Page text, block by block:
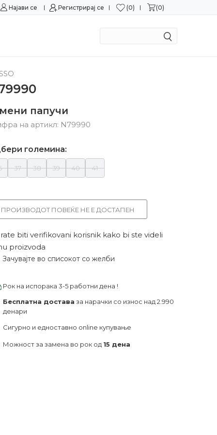
Можност за замена во рок од 15 дена!
Најави се Регистрирај се 0 0
папучи
на артикл: N79990
големина:
37 38 39 40 41
ПРОИЗВОДОТ ПОВЕЌЕ НЕ Е ДОСТАПЕН
biti verifikovani korisnik kako bi ste videli
proizvoda
Зачувајте во списокот со желби
Рок на испорака 3-5 работни дена !
Бесплатна достава за нарачки со износ над 2.990
денари
Сигурно и едноставно online купување
Можност за замена во рок од 15 дена